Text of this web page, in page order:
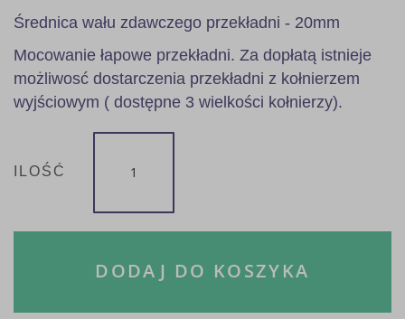
Średnica wału zdawczego przekładni - 20mm
Mocowanie łapowe przekładni. Za dopłatą istnieje
możliwosć dostarczenia przekładni z kołnierzem
wyjściowym ( dostępne 3 wielkości kołnierzy).
ILOŚĆ
DODAJ DO KOSZYKA